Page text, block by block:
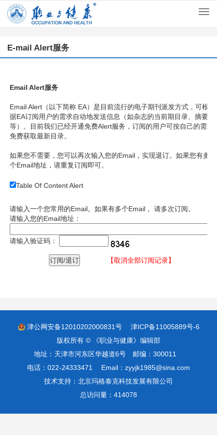
E-mail Alert服务
Email Alert服务
Email Alert（以下简称 EA）是目前流行的电子期刊派发方式，可根
据EA订阅用户的需求自动地发送信息（如杂志的当前期目录、摘要
等）。目前我们已经开通免费Alert服务，订阅的用户可按自己的需求
免费获取最新目录。
如果您不需要，您可以再次输入您的Email，实现退订。如果您有多
个Email地址，请重复订阅即可。
Table Of Content Alert
请输入一个您常用的Email。如果有多个Email， 请多次订阅。
请输入您的Email地址：
请输入验证码：
【取消全部订阅记录】
津公网安备12010202000831号
津ICP备11005889号-6
版权所有 © 《职业与健康》编辑部
地址：天津市河东区华越道6号 邮编：300011
电话：022-24333471 Email：zyyjk1985@sina.com
技术支持： 北京玛格泰克科技发展有限公司
总访问量： 414078